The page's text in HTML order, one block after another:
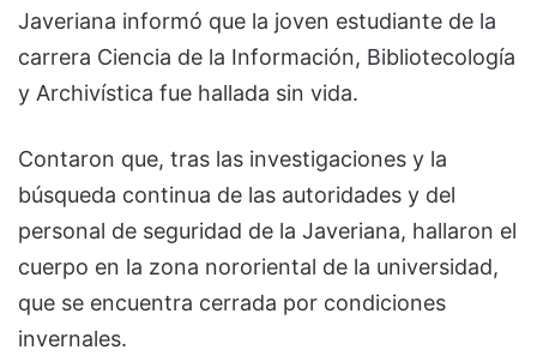
Javeriana informó que la joven estudiante de la
carrera Ciencia de la Información, Bibliotecología
y Archivística fue hallada sin vida.
Contaron que, tras las investigaciones y la
búsqueda continua de las autoridades y del
personal de seguridad de la Javeriana, hallaron el
cuerpo en la zona nororiental de la universidad,
que se encuentra cerrada por condiciones
invernales.